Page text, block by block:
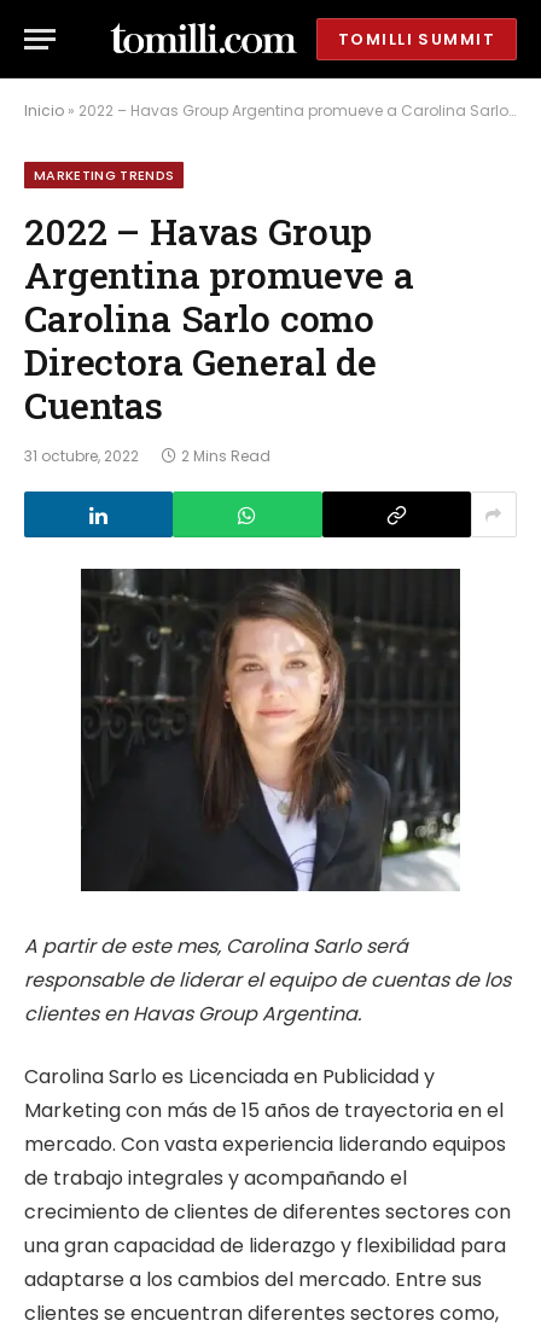
TOMILLI SUMMIT
Inicio » 2022 – Havas Group Argentina promueve a Carolina Sarlo como Directora General de Cuentas
MARKETING TRENDS
2022 – Havas Group
Argentina promueve a
Carolina Sarlo como
Directora General de
Cuentas
31 octubre, 2022 2 Mins Read
A partir de este mes, Carolina Sarlo será
responsable de liderar el equipode cuentasde los
clientes en Havas Group Argentina.
Carolina Sarlo es Licenciada en Publicidad y
Marketing con más de 15 años de trayectoria en el
mercado. Con vasta experiencia liderando equipos
de trabajo integrales y acompañando el
crecimiento de clientes de diferentes sectores con
una gran capacidad de liderazgo y flexibilidad para
adaptarse a los cambios del mercado. Entre sus
clientes se encuentran diferentes sectores como,